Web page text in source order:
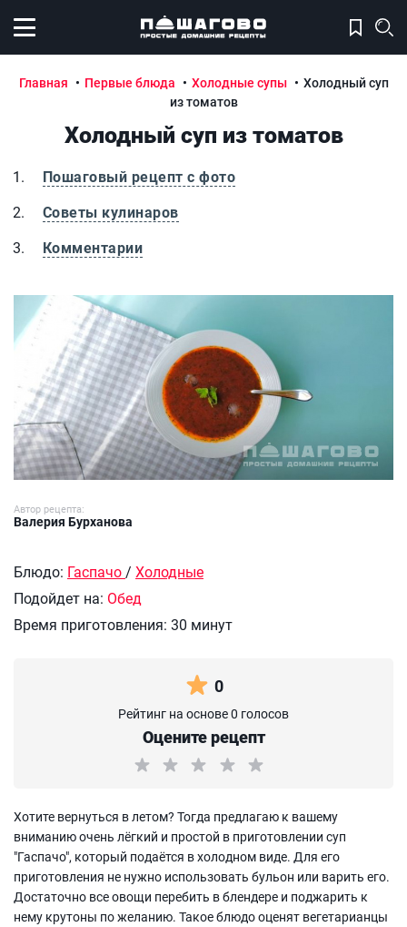
Открыть меню
Главная Первые блюда Холодные супы
Холодный суп
из томатов
Холодный суп из томатов
Пошаговый рецепт с фото
Советы кулинаров
Комментарии
Холодный суп из томатов
Автор рецепта:
Валерия Бурханова
Блюдо: Гаспачо/ Холодные
Подойдет на: Обед
Время приготовления: 30 минут
0
Рейтинг на основе 0 голосов
Оцените рецепт
Хотите вернуться в летом? Тогда предлагаю к вашему
вниманию очень лёгкий и простой в приготовлении суп
"Гаспачо", который подаётся в холодном виде. Для его
приготовления не нужно использовать бульон или варить его.
Достаточно все овощи перебить в блендере и поджарить к
нему крутоны по желанию. Такое блюдо оценят вегетарианцы